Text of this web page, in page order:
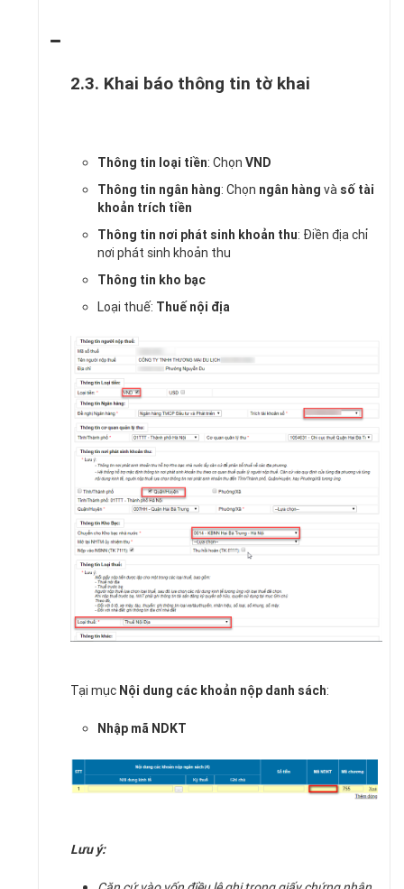
2.3. Khai báo thông tin tờ khai
Thông tin loại tiền: Chọn VND
Thông tin ngân hàng: Chọn ngân hàng và số tài
khoản trích tiền
Thông tin nơi phát sinh khoản thu: Điền địa chỉ
nơi phát sinh khoản thu
Thông tin kho bạc
Loại thuế: Thuế nội địa
Tại mục Nội dung các khoản nộp danh sách:
Nhập mã NDKT
Lưu ý: